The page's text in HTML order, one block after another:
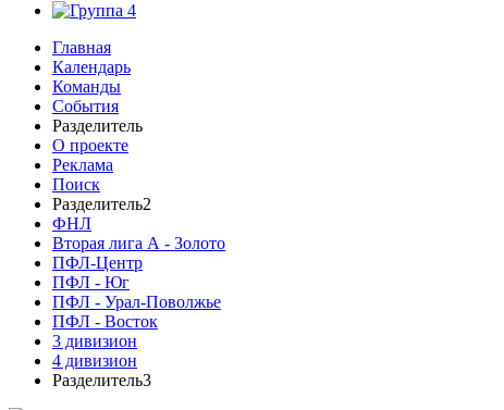
Главная
Календарь
Команды
События
Разделитель
О проекте
Реклама
Поиск
Разделитель2
ФНЛ
Вторая лига А - Золото
ПФЛ-Центр
ПФЛ - Юг
ПФЛ - Урал-Поволжье
ПФЛ - Восток
3 дивизион
4 дивизион
Разделитель3